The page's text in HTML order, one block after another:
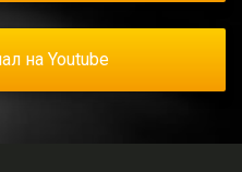
на Youtube